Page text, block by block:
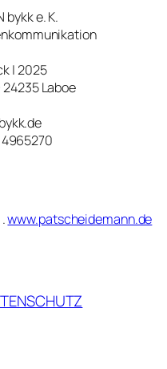
bykk e. K.
| 2025
24235 Laboe
4965270
.www.patscheidemann.de